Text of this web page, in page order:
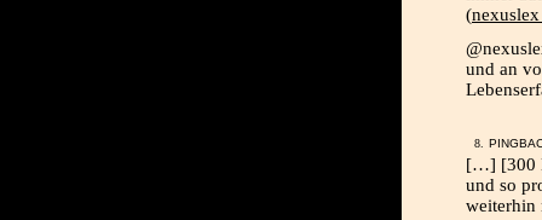
(
und an
[…] [300
und so